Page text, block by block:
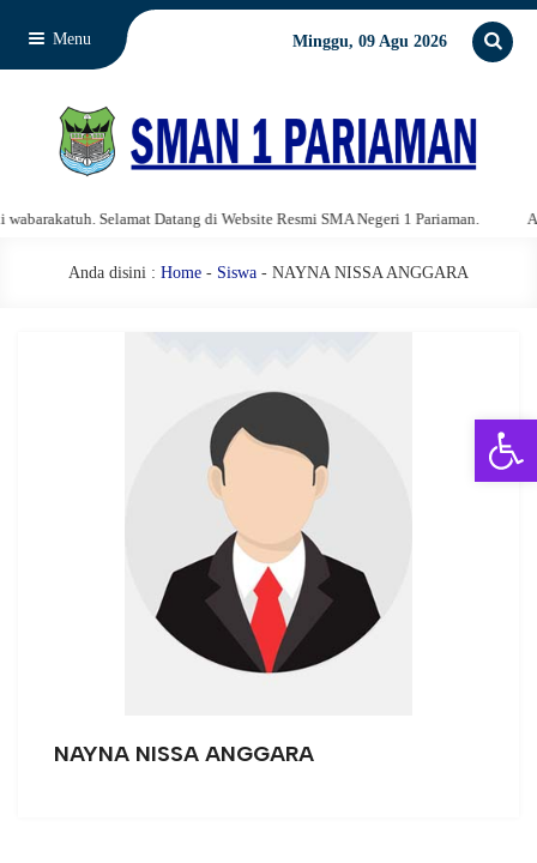
Menu Minggu, 09 Agu 2026
Selamat Datang di Website Resmi SMA Negeri 1 Pariaman.
Anda disini : Home - Siswa - NAYNA NISSA ANGGARA
NAYNA NISSA ANGGARA